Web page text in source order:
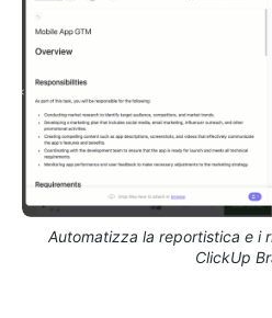
Automatizza la reportistica e i
ClickUp